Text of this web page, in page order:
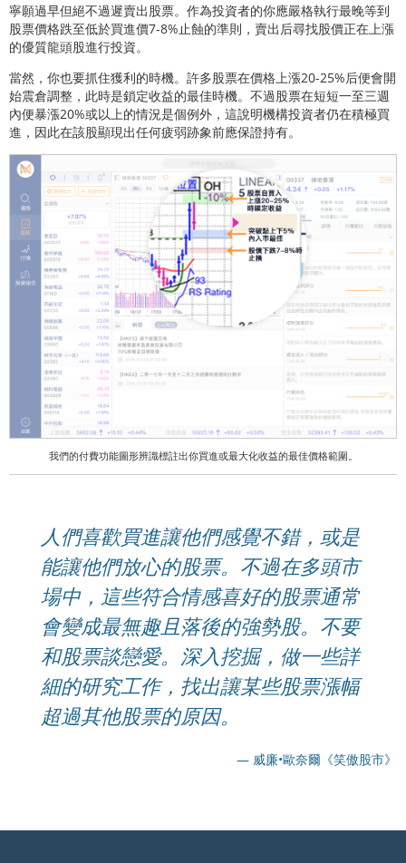
寧願過早但絕不過遲賣出股票。作為投資者的你應嚴格執行最晚等到
股票價格跌至低於買進價7-8%止蝕的準則，賣出后尋找股價正在上漲
的優質龍頭股進行投資。
當然，你也要抓住獲利的時機。許多股票在價格上漲20-25%后便會開
始震倉調整，此時是鎖定收益的最佳時機。不過股票在短短一至三週
內便暴漲20%或以上的情況是個例外，這說明機構投資者仍在積極買
進，因此在該股顯現出任何疲弱跡象前應保證持有。
我們的付費功能圖形辨識標註出你買進或最大化收益的最佳價格範圍。
人們喜歡買進讓他們感覺不錯，或是
能讓他們放心的股票。不過在多頭市
場中，這些符合情感喜好的股票通常
會變成最無趣且落後的強勢股。不要
和股票談戀愛。深入挖掘，做一些詳
細的研究工作，找出讓某些股票漲幅
超過其他股票的原因。
— 威廉•歐奈爾《笑傲股市》